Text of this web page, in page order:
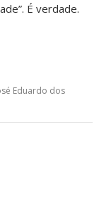
É verdade.
Eduardo dos